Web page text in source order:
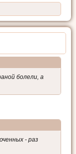
болели, а
- раз